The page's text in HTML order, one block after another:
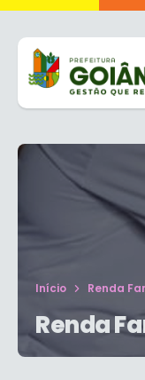
Início Renda
Renda